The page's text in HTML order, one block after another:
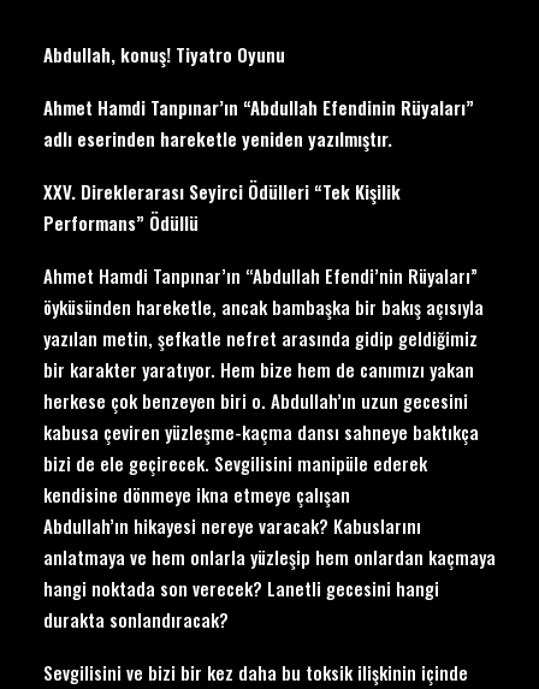
Abdullah, konuş! Tiyatro Oyunu
Ahmet Hamdi Tanpınar’ın “Abdullah Efendinin Rüyaları”
adlı eserinden hareketle yeniden yazılmıştır.
XXV. Direklerarası Seyirci Ödülleri “Tek Kişilik
Performans” Ödüllü
Ahmet Hamdi Tanpınar’ın “Abdullah Efendi’nin Rüyaları”
öyküsünden hareketle, ancak bambaşka bir bakış açısıyla
yazılan metin, şefkatle nefret arasında gidip geldiğimiz
bir karakter yaratıyor. Hem bize hem de canımızı yakan
herkese çok benzeyen biri o. Abdullah’ın uzun gecesini
kabusa çeviren yüzleşme-kaçma dansı sahneye baktıkça
bizi de ele geçirecek. Sevgilisini manipüle ederek
kendisine dönmeye ikna etmeye çalışan
Abdullah’ın hikayesi nereye varacak? Kabuslarını
anlatmaya ve hem onlarla yüzleşip hem onlardan kaçmaya
hangi noktada son verecek? Lanetli gecesini hangi
durakta sonlandıracak?
Sevgilisini ve bizi bir kez daha bu toksik ilişkinin içinde